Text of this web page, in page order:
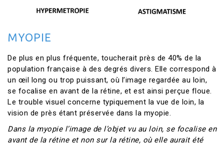
MYOPIE
De plus en plus fréquente, toucherait près de 40% de la
population française à des degrés divers. Elle correspond à
un œil long ou trop puissant, où l’image regardée au loin,
se focalise en avant de la rétine, et est ainsi perçue floue.
Le trouble visuel concerne typiquement la vue de loin, la
vision de près étant préservée dans la myopie.
Dans la myopie l’image de l’objet vu au loin, se focalise en
avant de la rétine et non sur la rétine, où elle aurait été